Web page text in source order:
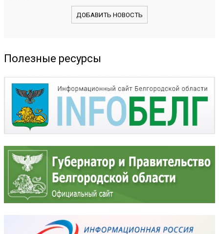
ДОБАВИТЬ НОВОСТЬ
Полезные ресурсы